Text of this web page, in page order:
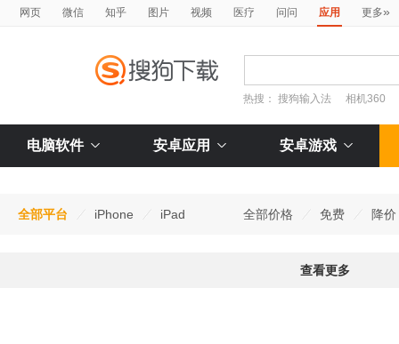
网页 微信 知乎 图片 视频 医疗 问问 应用 更多»
热搜：搜狗输入法 相机360
电脑软件 安卓应用 安卓游戏
全部平台 iPhone iPad 全部价格 免费 降价
查看更多